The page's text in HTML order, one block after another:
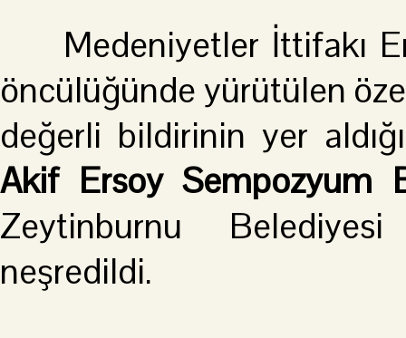
Medeniyetler İttifakı
öncülüğünde yürütülen
değerli bildirinin yer
Akif Ersoy Sempozyum
Zeytinburnu
neşredildi.